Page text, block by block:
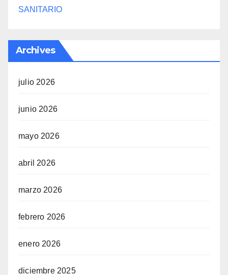
SANITARIO
Archives
julio 2026
junio 2026
mayo 2026
abril 2026
marzo 2026
febrero 2026
enero 2026
diciembre 2025